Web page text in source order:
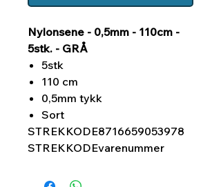
Nylonsene - 0,5mm - 110cm -
5stk. - GRÅ
5stk
110 cm
0,5mm tykk
Sort
STREKKODE8716659053978
STREKKODEvarenummer